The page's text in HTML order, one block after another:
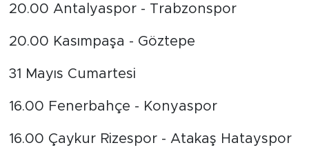
20.00 Antalyaspor - Trabzonspor
20.00 Kasımpaşa - Göztepe
31 Mayıs Cumartesi
16.00 Fenerbahçe - Konyaspor
16.00 Çaykur Rizespor - Atakaş Hatayspor